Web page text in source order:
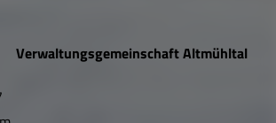
Verwaltungsgemeinschaft Altmühltal